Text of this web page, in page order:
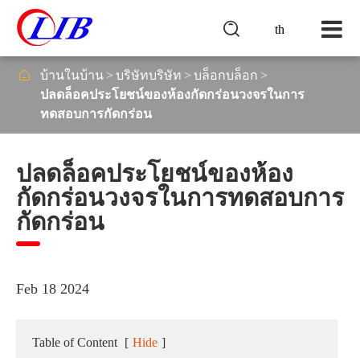
th

 บ้านในบ้าน บริษัทบริษัท
บล็อกบล็อก
ปลดล็อคประโยชน์ของห้องกัดกร่อนวงจรในการ
ทดสอบการกัดกร่อน
ปลดล็อคประโยชน์ของห้อง
กัดกร่อนวงจรในการทดสอบการ
กัดกร่อน
Feb 18 2024
Table of Content [ Hide ]